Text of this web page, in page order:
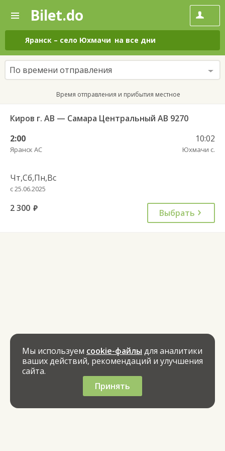
—
Поиск
и
покупка
билетов
на
автобус
онлайн
Bilet.do
Яранск – село Юхмачи на все дни
По времени отправления
Время отправления и прибытия местное
Киров г. АВ — Самара Центральный АВ 9270
2:00
Яранск АС
10:02
Юхмачи с.
Чт,Сб,Пн,Вс
с 25.06.2025
2 300 руб. Выбрать
Мы используем cookie-файлы для аналитики
ваших действий, рекомендаций и улучшения
сайта.
Принять